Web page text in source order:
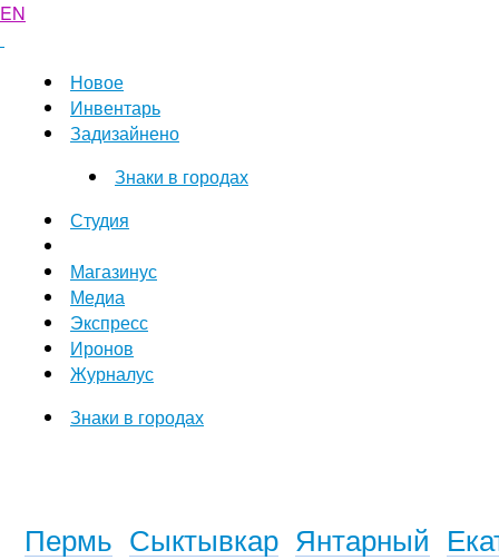
EN
Новое
Инвентарь
Задизайнено
Знаки в городах
Студия
Магазинус
Медиа
Экспресс
Иронов
Журналус
Знаки в городах
Пермь Сыктывкар Янтарный